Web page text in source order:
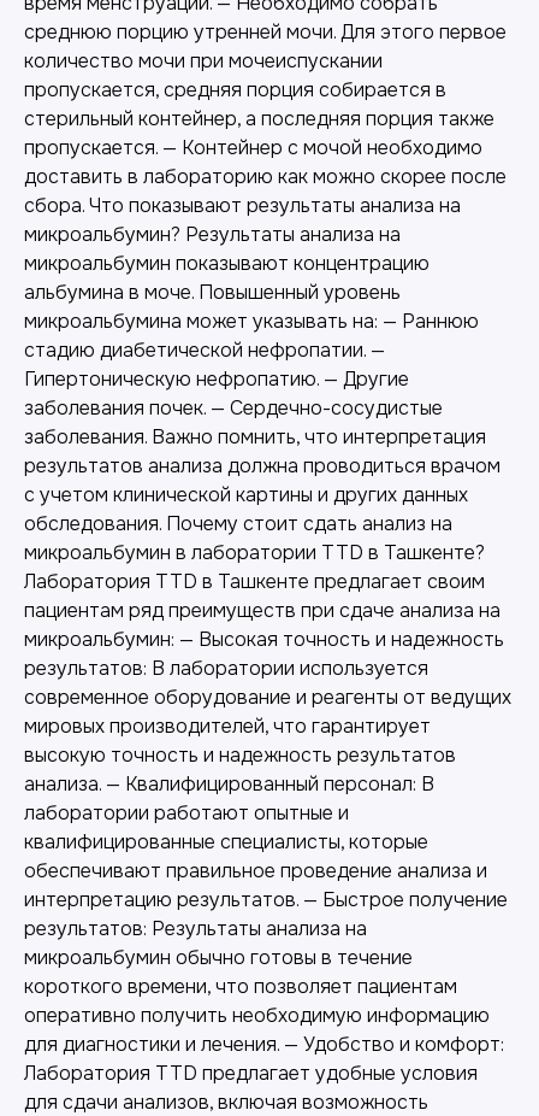
среднюю порцию утренней мочи. Для этого первое
количество мочи при мочеиспускании
пропускается, средняя порция собирается в
стерильный контейнер, а последняя порция также
пропускается. — Контейнер с мочой необходимо
доставить в лабораторию как можно скорее после
сбора. Что показывают результаты анализа на
микроальбумин? Результаты анализа на
микроальбумин показывают концентрацию
альбумина в моче. Повышенный уровень
микроальбумина может указывать на: — Раннюю
стадию диабетической нефропатии. —
Гипертоническую нефропатию. — Другие
заболевания почек. — Сердечно-сосудистые
заболевания. Важно помнить, что интерпретация
результатов анализа должна проводиться врачом
с учетом клинической картины и других данных
обследования. Почему стоит сдать анализ на
микроальбумин в лаборатории TTD в Ташкенте?
Лаборатория TTD в Ташкенте предлагает своим
пациентам ряд преимуществ при сдаче анализа на
микроальбумин: — Высокая точность и надежность
результатов: В лаборатории используется
современное оборудование и реагенты от ведущих
мировых производителей, что гарантирует
высокую точность и надежность результатов
анализа. — Квалифицированный персонал: В
лаборатории работают опытные и
квалифицированные специалисты, которые
обеспечивают правильное проведение анализа и
интерпретацию результатов. — Быстрое получение
результатов: Результаты анализа на
микроальбумин обычно готовы в течение
короткого времени, что позволяет пациентам
оперативно получить необходимую информацию
для диагностики и лечения. — Удобство и комфорт:
Лаборатория TTD предлагает удобные условия
для сдачи анализов, включая возможность